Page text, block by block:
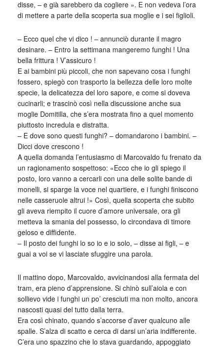
disse, – e già sarebbero da cogliere ». E non vedeva l’ora
di mettere a parte della scoperta sua moglie e i sei figlioli.
– Ecco quel che vi dico ! – annunciò durante il magro
desinare. – Entro la settimana mangeremo funghi ! Una
bella frittura ! V’assicuro !
E ai bambini più piccoli, che non sapevano cosa i funghi
fossero, spiegò con trasporto la bellezza delle loro molte
specie, la delicatezza del loro sapore, e come si doveva
cucinarli; e trascinò così nella discussione anche sua
moglie Domitilla, che s’era mostrata fino a quel momento
piuttosto incredula e distratta.
– E dove sono questi funghi? – domandarono i bambini. –
Dicci dove crescono !
A quella domanda l’entusiasmo di Marcovaldo fu frenato da
un ragionamento sospettoso: «Ecco che io gli spiego il
posto, loro vanno a cercarli con una delle solite bande di
monelli, si sparge la voce nel quartiere, e i funghi finiscono
nelle casseruole altrui !» Così, quella scoperta che subito
gli aveva riempito il cuore d’amore universale, ora gli
metteva la smania del possesso, lo circondava di timore
geloso e diffidente.
– Il posto dei funghi lo so io e io solo, – disse ai figli, – e
guai a voi se vi lasciate sfuggire una parola.
Il mattino dopo, Marcovaldo, avvicinandosi alla fermata del
tram, era pieno d’apprensione. Si chinò sull’aiola e con
sollievo vide i funghi un po’ cresciuti ma non molto, ancora
nascosti quasi del tutto dalla terra.
Era così chinato, quando s’accorse d’aver qualcuno alle
spalle. S’alza di scatto e cerca di darsi un’aria indifferente.
C’era uno spazzino che lo stava guardando, appoggiato